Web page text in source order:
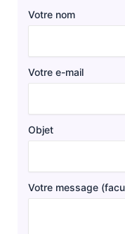
Votre nom
Votre e-mail
Objet
Votre message